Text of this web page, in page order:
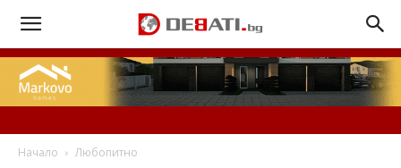
Начало Любопитно